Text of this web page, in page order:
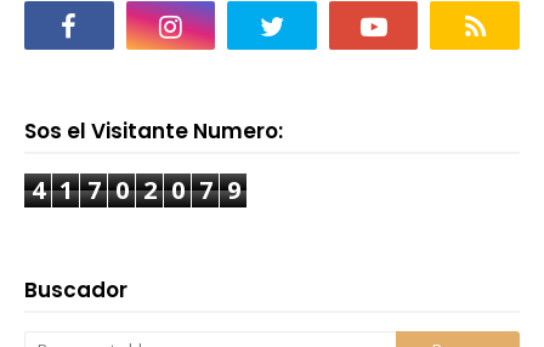
Sos el Visitante Numero:
4 1 7 0 2 0 7 9
Buscador